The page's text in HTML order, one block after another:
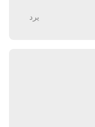
يرد